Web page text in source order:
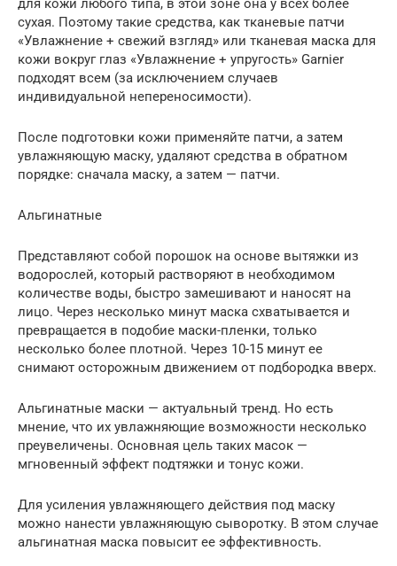
для кожи любого типа, в этой зоне она у всех более
сухая. Поэтому такие средства, как тканевые патчи
«Увлажнение + свежий взгляд» или тканевая маска для
кожи вокруг глаз «Увлажнение + упругость» Garnier
подходят всем (за исключением случаев
индивидуальной непереносимости).
После подготовки кожи применяйте патчи, а затем
увлажняющую маску, удаляют средства в обратном
порядке: сначала маску, а затем — патчи.
Альгинатные
Представляют собой порошок на основе вытяжки из
водорослей, который растворяют в необходимом
количестве воды, быстро замешивают и наносят на
лицо. Через несколько минут маска схватывается и
превращается в подобие маски-пленки, только
несколько более плотной. Через 10-15 минут ее
снимают осторожным движением от подбородка вверх.
Альгинатные маски — актуальный тренд. Но есть
мнение, что их увлажняющие возможности несколько
преувеличены. Основная цель таких масок —
мгновенный эффект подтяжки и тонус кожи.
Для усиления увлажняющего действия под маску
можно нанести увлажняющую сыворотку. В этом случае
альгинатная маска повысит ее эффективность.